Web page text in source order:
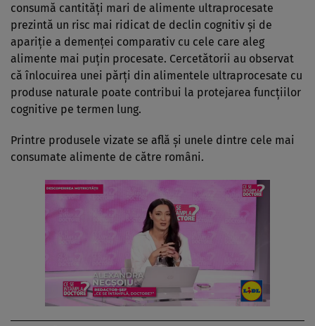
consumă cantități mari de alimente ultraprocesate
prezintă un risc mai ridicat de declin cognitiv și de
apariție a demenței comparativ cu cele care aleg
alimente mai puțin procesate. Cercetătorii au observat
că înlocuirea unei părți din alimentele ultraprocesate cu
produse naturale poate contribui la protejarea funcțiilor
cognitive pe termen lung.
Printre produsele vizate se află și unele dintre cele mai
consumate alimente de către români.